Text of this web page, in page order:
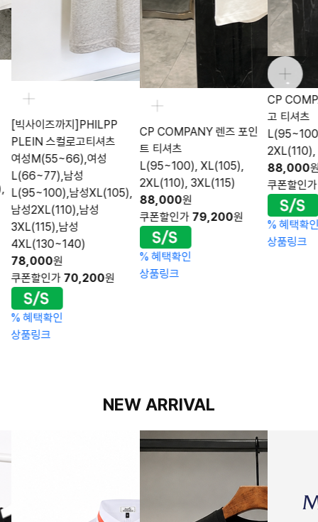
[빅사이즈까지]PHILPP
PLEIN 스컬로고티셔츠
여성M(55~66),여성
L(66~77),남성
L(95~100),남성XL(105),
남성2XL(110),남성
3XL(115),남성
4XL(130~140)
78,000원
쿠폰할인가 70,200원
% 혜택확인
상품링크
CP COMPANY 렌즈 포인
트 티셔츠
L(95~100), XL(105),
2XL(110), 3XL(115)
88,000원
쿠폰할인가 79,200원
% 혜택확인
상품링크
CP
고 티셔츠
88,000
쿠폰할인
% 혜택확
상품링크
NEW ARRIVAL